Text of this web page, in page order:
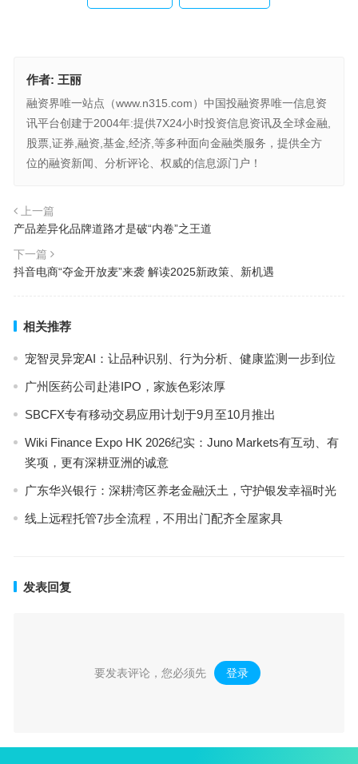
作者: 王丽
融资界唯一站点（www.n315.com）中国投融资界唯一信息资
讯平台创建于2004年:提供7X24小时投资信息资讯及全球金融,
股票,证券,融资,基金,经济,等多种面向金融类服务，提供全方
位的融资新闻、分析评论、权威的信息源门户！
上一篇
产品差异化品牌道路才是破“内卷”之王道
下一篇
抖音电商“夺金开放麦”来袭 解读2025新政策、新机遇
相关推荐
宠智灵异宠AI：让品种识别、行为分析、健康监测一步到位
广州医药公司赴港IPO，家族色彩浓厚
SBCFX专有移动交易应用计划于9月至10月推出
Wiki Finance Expo HK 2026纪实：Juno Markets有互动、有
奖项，更有深耕亚洲的诚意
广东华兴银行：深耕湾区养老金融沃土，守护银发幸福时光
线上远程托管7步全流程，不用出门配齐全屋家具
发表回复
要发表评论，您必须先 登录 。